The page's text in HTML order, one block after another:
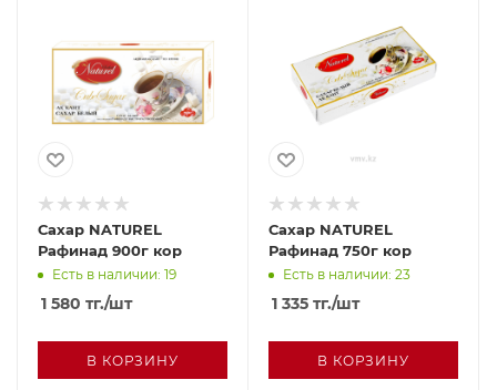
Сахар NATUREL
Рафинад 900г кор
Есть в наличии: 19
1 580 тг./шт
В КОРЗИНУ
Сахар NATUREL
Рафинад 750г кор
Есть в наличии: 23
1 335 тг./шт
В КОРЗИНУ